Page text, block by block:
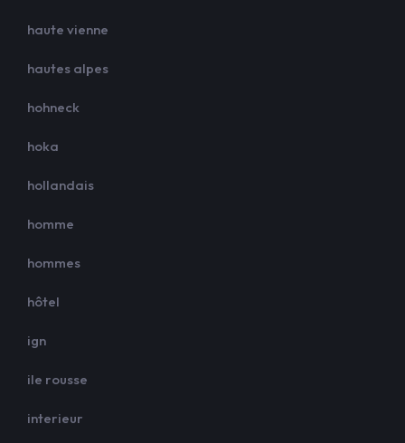
haute vienne
hautes alpes
hohneck
hoka
hollandais
homme
hommes
hôtel
ign
ile rousse
interieur